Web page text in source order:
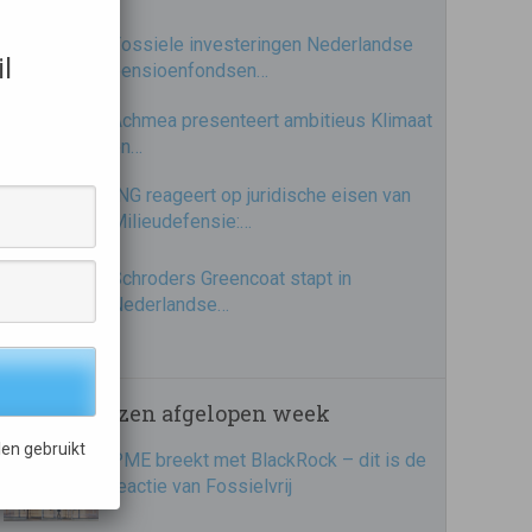
Fossiele investeringen Nederlandse
pensioenfondsen…
Achmea presenteert ambitieus Klimaat
en…
ING reageert op juridische eisen van
Milieudefensie:…
Schroders Greencoat stapt in
Nederlandse…
Meest gelezen afgelopen week
PME breekt met BlackRock – dit is de
reactie van Fossielvrij
gebruikt